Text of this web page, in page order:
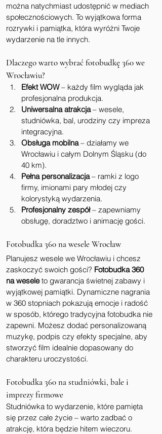
można natychmiast udostępnić w mediach
społecznościowych. To wyjątkowa forma
rozrywki i pamiątka, która wyróżni Twoje
wydarzenie na tle innych.
Dlaczego warto wybrać fotobudkę 360 we
Wrocławiu?
Efekt WOW – każdy film wygląda jak
profesjonalna produkcja.
Uniwersalna atrakcja – wesele,
studniówka, bal, urodziny czy impreza
integracyjna.
Obsługa mobilna – działamy we
Wrocławiu i całym Dolnym Śląsku (do
40 km).
Pełna personalizacja – ramki z logo
firmy, imionami pary młodej czy
kolorystyką wydarzenia.
Profesjonalny zespół – zapewniamy
obsługę, doradztwo i animację gości.
Fotobudka 360 na wesele Wrocław
Planujesz wesele we Wrocławiu i chcesz
zaskoczyć swoich gości? Fotobudka 360
na wesele to gwarancja świetnej zabawy i
wyjątkowej pamiątki. Dynamiczne nagrania
w 360 stopniach pokazują emocje i radość
w sposób, którego tradycyjna fotobudka nie
zapewni. Możesz dodać personalizowaną
muzykę, podpis czy efekty specjalne, aby
stworzyć film idealnie dopasowany do
charakteru uroczystości.
Fotobudka 360 na studniówki, bale i
imprezy firmowe
Studniówka to wydarzenie, które pamięta
się przez całe życie – warto zadbać o
atrakcję, która będzie hitem wieczoru.